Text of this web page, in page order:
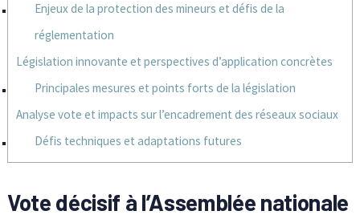
Enjeux de la protection des mineurs et défis de la
réglementation
Législation innovante et perspectives d’application concrètes
Principales mesures et points forts de la législation
Analyse vote et impacts sur l’encadrement des réseaux sociaux
Défis techniques et adaptations futures
Vote décisif à l’Assemblée nationale